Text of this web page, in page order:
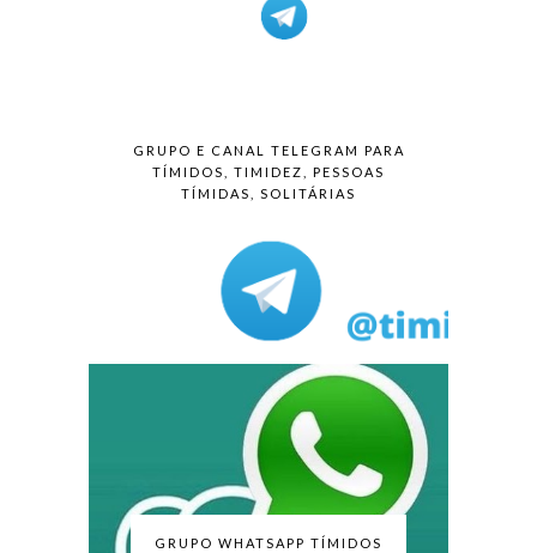
GRUPO E CANAL TELEGRAM PARA
TÍMIDOS, TIMIDEZ, PESSOAS
TÍMIDAS, SOLITÁRIAS
GRUPO WHATSAPP TÍMIDOS